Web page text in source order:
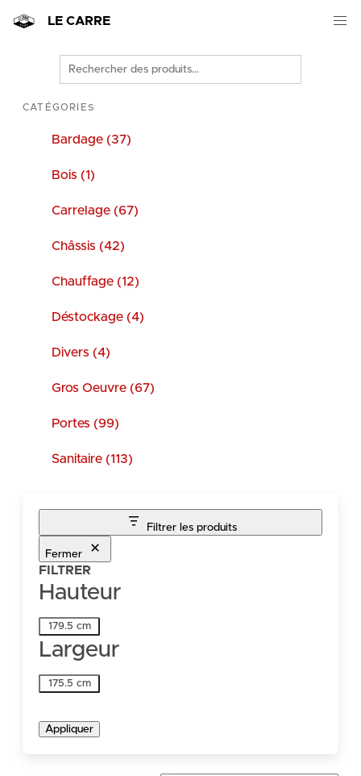
LE CARRE
Rechercher
des
produits
CATÉGORIES
Bardage (37)
Bois (1)
Carrelage (67)
Châssis (42)
Chauffage (12)
Déstockage (4)
Divers (4)
Gros Oeuvre (67)
Portes (99)
Sanitaire (113)
Filtrer les produits
Fermer
FILTRER
Hauteur
Hauteur
179.5 cm
Largeur
Largeur
175.5 cm
Appliquer